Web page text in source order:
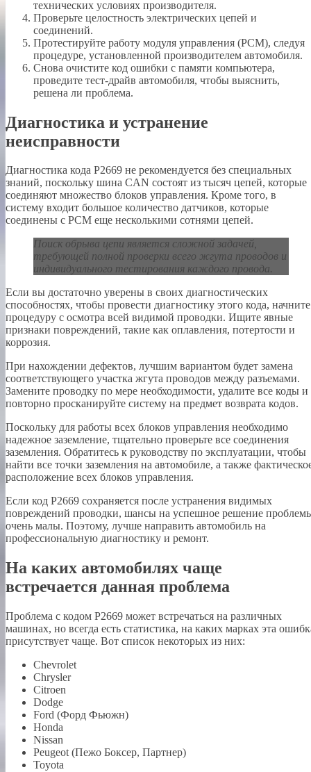
технических условиях производителя.
Проверьте целостность электрических цепей и
соединений.
Протестируйте работу модуля управления (PCM), следуя
процедуре, установленной производителем автомобиля.
Снова очистите код ошибки с памяти компьютера,
проведите тест-драйв автомобиля, чтобы выяснить,
решена ли проблема.
Диагностика и устранение
неисправности
Диагностика кода P2669 не рекомендуется без специальных
знаний, поскольку шина CAN состоят из тысяч цепей, которые
соединяют множество блоков управления. Кроме того, в
систему входит большое количество датчиков, которые
соединены с PCM еще несколькими сотнями цепей.
Поиск обрыва цепи является сложной задачей,
требующей полной проверки всего жгута проводов и
индивидуального тестирования каждого провода.
Если вы достаточно уверены в своих диагностических
способностях, чтобы провести диагностику этого кода, начните
процедуру с осмотра всей видимой проводки. Ищите явные
признаки повреждений, такие как оплавления, потертости и
коррозия.
При нахождении дефектов, лучшим вариантом будет замена
соответствующего участка жгута проводов между разъемами.
Замените проводку по мере необходимости, удалите все коды и
повторно просканируйте систему на предмет возврата кодов.
Поскольку для работы всех блоков управления необходимо
надежное заземление, тщательно проверьте все соединения
заземления. Обратитесь к руководству по эксплуатации, чтобы
найти все точки заземления на автомобиле, а также
расположение всех блоков управления.
Если код P2669 сохраняется после устранения видимых
повреждений проводки, шансы на успешное решение
очень малы. Поэтому, лучше направить автомобиль на
профессиональную диагностику и ремонт.
На каких автомобилях чаще
встречается данная проблема
Проблема с кодом P2669 может встречаться на различных
машинах, но всегда есть статистика, на каких марках эта
присутствует чаще. Вот список некоторых из них:
Chevrolet
Chrysler
Citroen
Dodge
Ford (Форд Фьюжн)
Honda
Nissan
Peugeot (Пежо Боксер, Партнер)
Toyota